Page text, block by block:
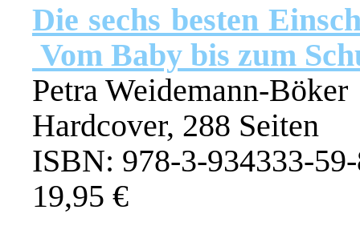
Die sechs besten
Vom Baby bis zum
Petra Weidemann-Böker
Hardcover, 288 Seiten
ISBN: 978-3-934333-
19,95 €